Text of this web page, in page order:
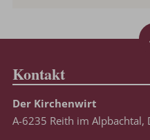
Kontakt
Der Kirchenwirt
A-6235 Reith im Alpbachtal,